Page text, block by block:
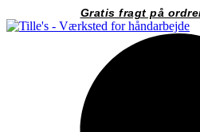
til
Gratis fragt på